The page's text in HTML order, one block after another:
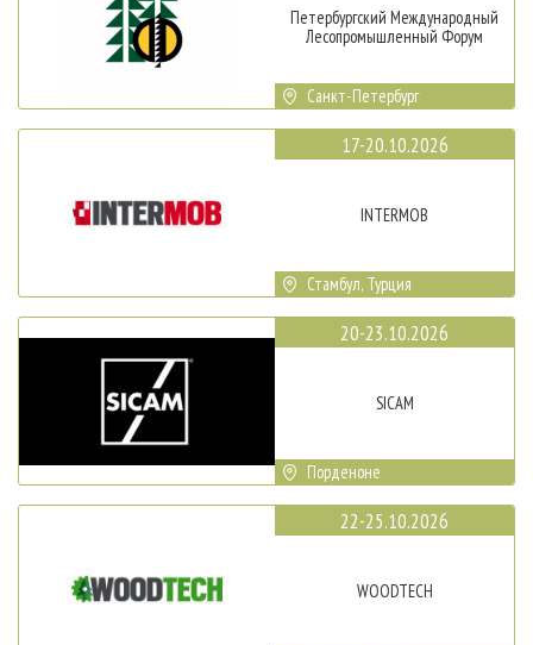
Петербургский Международный
Лесопромышленный Форум
Санкт-Петербург
17-20.10.2026
INTERMOB
Стамбул, Турция
20-23.10.2026
SICAM
Порденоне
22-25.10.2026
WOODTECH